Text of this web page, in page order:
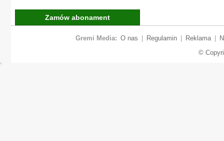
Zamów abonament
Gremi Media: O nas Regulamin Reklama
©